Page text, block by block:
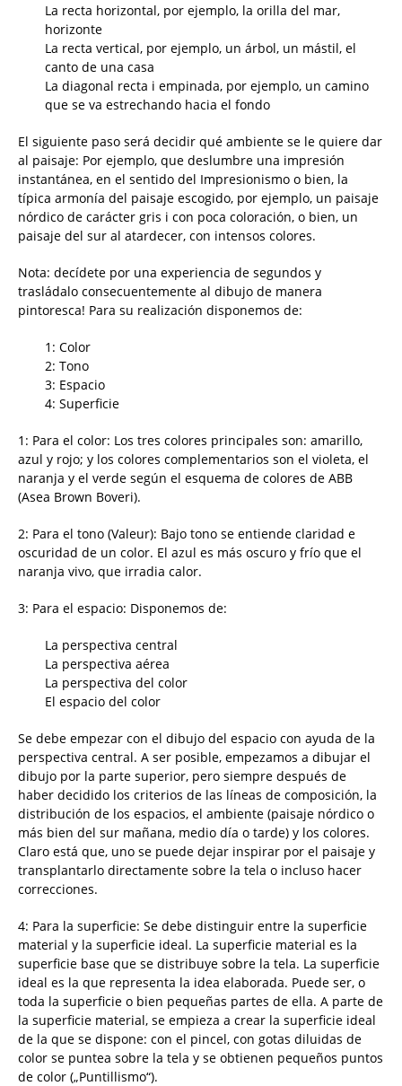
La recta horizontal, por ejemplo, la orilla del mar,
horizonte
La recta vertical, por ejemplo, un árbol, un mástil, el
canto de una casa
La diagonal recta i empinada, por ejemplo, un camino
que se va estrechando hacia el fondo
El siguiente paso será decidir qué ambiente se le quiere dar
al paisaje: Por ejemplo, que deslumbre una impresión
instantánea, en el sentido del Impresionismo o bien, la
típica armonía del paisaje escogido, por ejemplo, un paisaje
nórdico de carácter gris i con poca coloración, o bien, un
paisaje del sur al atardecer, con intensos colores.
Nota: decídete por una experiencia de segundos y
trasládalo consecuentemente al dibujo de manera
pintoresca! Para su realización disponemos de:
1: Color
2: Tono
3: Espacio
4: Superficie
1: Para el color: Los tres colores principales son: amarillo,
azul y rojo; y los colores complementarios son el violeta, el
naranja y el verde según el esquema de colores de ABB
(Asea Brown Boveri).
2: Para el tono (Valeur): Bajo tono se entiende claridad e
oscuridad de un color. El azul es más oscuro y frío que el
naranja vivo, que irradia calor.
3: Para el espacio: Disponemos de:
La perspectiva central
La perspectiva aérea
La perspectiva del color
El espacio del color
Se debe empezar con el dibujo del espacio con ayuda de la
perspectiva central. A ser posible, empezamos a dibujar el
dibujo por la parte superior, pero siempre después de
haber decidido los criterios de las líneas de composición, la
distribución de los espacios, el ambiente (paisaje nórdico o
más bien del sur mañana, medio día o tarde) y los colores.
Claro está que, uno se puede dejar inspirar por el paisaje y
transplantarlo directamente sobre la tela o incluso hacer
correcciones.
4: Para la superficie: Se debe distinguir entre la superficie
material y la superficie ideal. La superficie material es la
superficie base que se distribuye sobre la tela. La superficie
ideal es la que representa la idea elaborada. Puede ser, o
toda la superficie o bien pequeñas partes de ella. A parte de
la superficie material, se empieza a crear la superficie ideal
de la que se dispone: con el pincel, con gotas diluidas de
color se puntea sobre la tela y se obtienen pequeños puntos
de color („Puntillismo“).